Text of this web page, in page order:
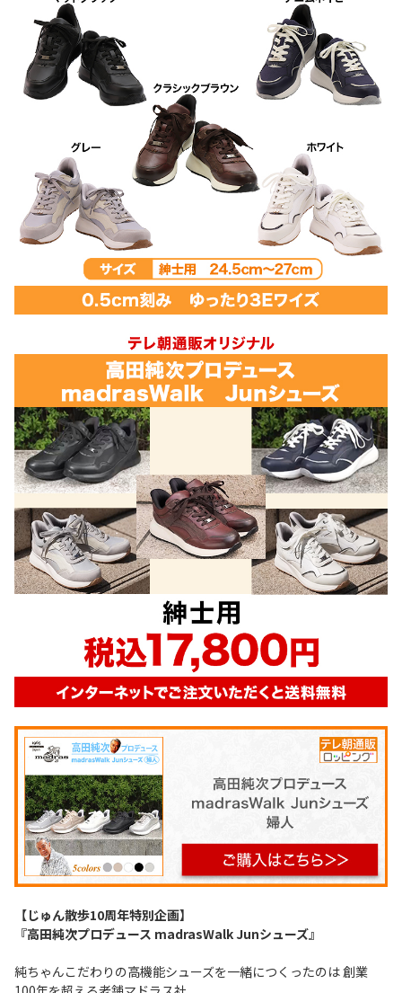
【じゅん散歩10周年特別企画】
『高田純次プロデュース madrasWalk Junシューズ』
純ちゃんこだわりの高機能シューズを一緒につくったのは 創業